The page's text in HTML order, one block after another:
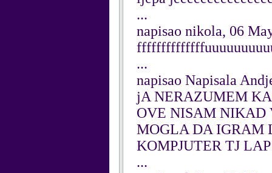
...
napisao nikola, 06
...
napisao Napisala
jA NERAZUMEM
OVE NISAM NIKAD
MOGLA DA IGRAM
KOMPJUTER TJ
...